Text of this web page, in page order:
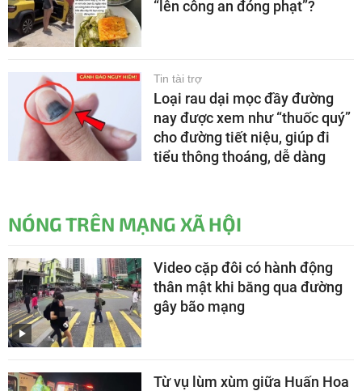
“lên công an đóng phạt”?
Tin tài trợ
Loại rau dại mọc đầy đường
nay được xem như “thuốc quý”
cho đường tiết niệu, giúp đi
tiểu thông thoáng, dễ dàng
NÓNG TRÊN MẠNG XÃ HỘI
Video cặp đôi có hành động
thân mật khi băng qua đường
gây bão mạng
Từ vụ lùm xùm giữa Huấn Hoa